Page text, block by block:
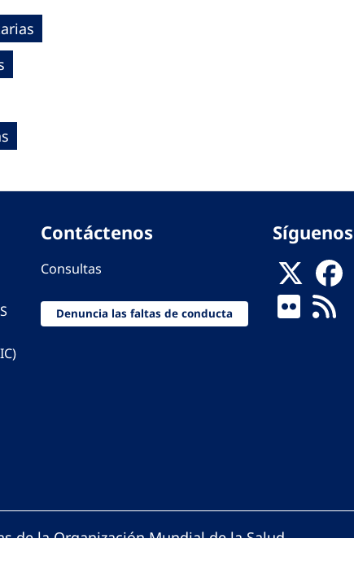
Contáctenos
Consultas
Denuncia las faltas de conducta
Síguenos
de la Organización Mundial de la Salud